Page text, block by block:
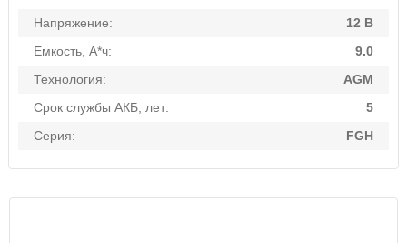
Напряжение:
12 В
Емкость, А*ч:
9.0
Технология:
AGM
Срок службы АКБ, лет:
5
Серия:
FGH